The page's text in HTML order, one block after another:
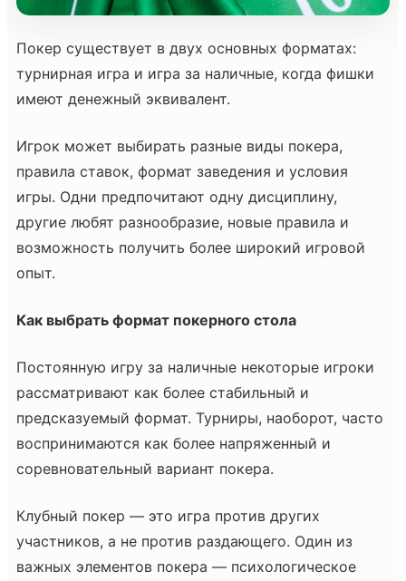
Покер существует в двух основных форматах:
турнирная игра и игра за наличные, когда фишки
имеют денежный эквивалент.
Игрок может выбирать разные виды покера,
правила ставок, формат заведения и условия
игры. Одни предпочитают одну дисциплину,
другие любят разнообразие, новые правила и
возможность получить более широкий игровой
опыт.
Как выбрать формат покерного стола
Постоянную игру за наличные некоторые игроки
рассматривают как более стабильный и
предсказуемый формат. Турниры, наоборот, часто
воспринимаются как более напряженный и
соревновательный вариант покера.
Клубный покер — это игра против других
участников, а не против раздающего. Один из
важных элементов покера — психологическое